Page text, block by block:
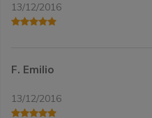
13/12/2016
F. Emilio
13/12/2016